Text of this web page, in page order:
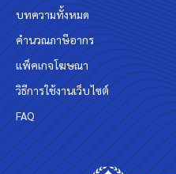
บทความทั้งหมด
คำนวณภาษีอากร
แพ็คเกจโฆษณา
วิธีการใช้งานเว็บไซต์
FAQ